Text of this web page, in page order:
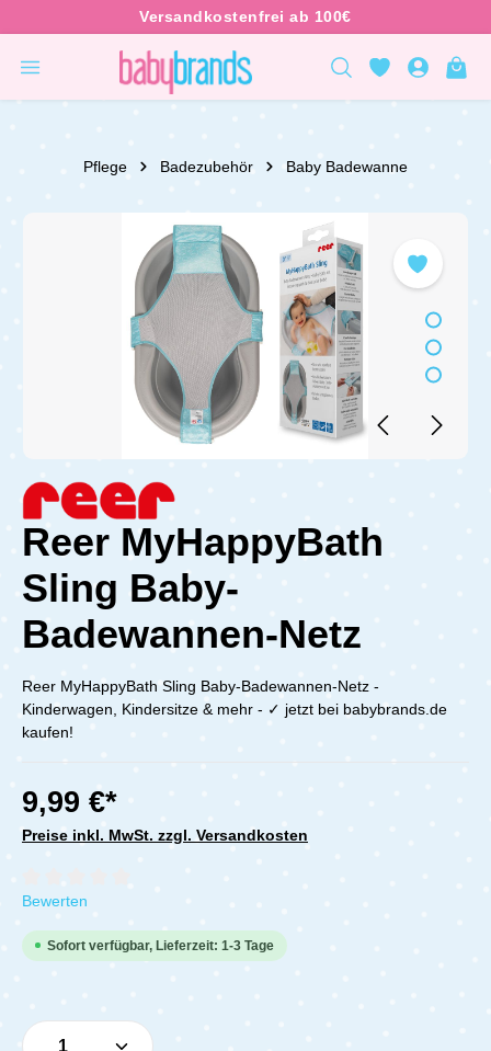
Pflege Badezubehör Baby Badewanne
Reer MyHappyBath
Sling Baby-
Badewannen-Netz
Reer MyHappyBath Sling Baby-Badewannen-Netz -
Kinderwagen, Kindersitze & mehr - ✓ jetzt bei babybrands.de
kaufen!
9,99 €*
Preise inkl. MwSt. zzgl. Versandkosten
Durchschnittliche Bewertung von 0 von 5 Sternen
Bewerten
Sofort verfügbar, Lieferzeit: 1-3 Tage
Produkt Anzahl: Gib den gewünschten